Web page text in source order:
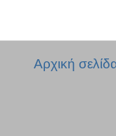
Αρχική